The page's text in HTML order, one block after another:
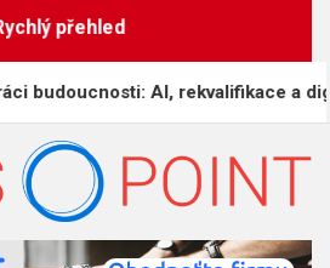
přehled
AI, rekvalifikace a digitální